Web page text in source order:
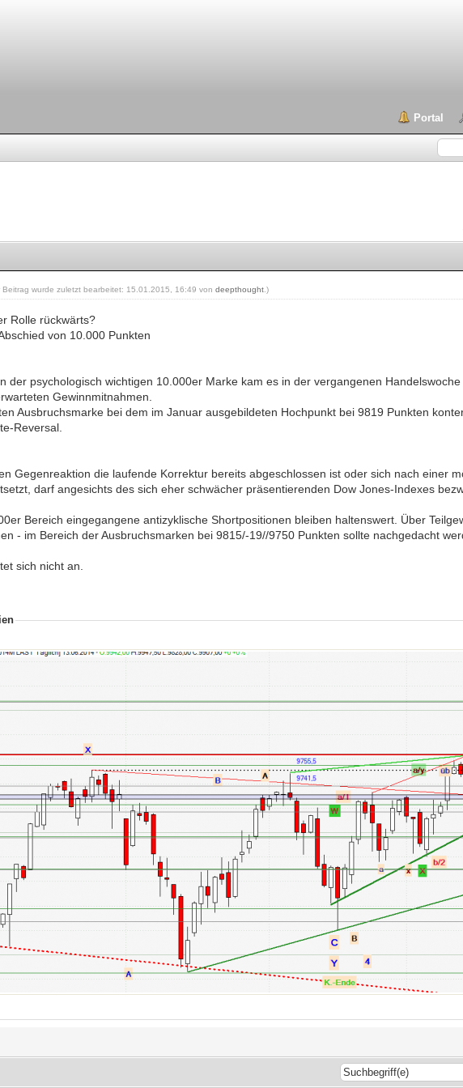
Portal
Beitrag wurde zuletzt bearbeitet: 15.01.2015, 16:49 vondeepthought .)
Rolle rückwärts?
von 10.000 Punkten
der psychologisch wichtigen 10.000er Marke kam es in der vergangenen
Gewinnmitnahmen.
Ausbruchsmarke bei dem im Januar ausgebildeten Hochpunkt bei 9819 Punkten
Reversal.
Gegenreaktion die laufende Korrektur bereits abgeschlossen ist oder sich nach einer
darf angesichts des sich eher schwächer präsentierenden Dow Jones-Indexes
Bereich eingegangene antizyklische Shortpositionen bleiben haltenswert. Über
- im Bereich der Ausbruchsmarken bei 9815/-19//9750 Punkten sollte nachgedacht
sich nicht an.